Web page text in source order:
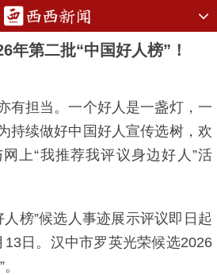
年第二批“中国好人榜”！
有担当。一个好人是一盏灯，一
持续做好中国好人宣传选树，欢
上“我推荐我评议身边好人”活
榜”候选人事迹展示评议即日起
日。汉中市罗英光荣候选2026